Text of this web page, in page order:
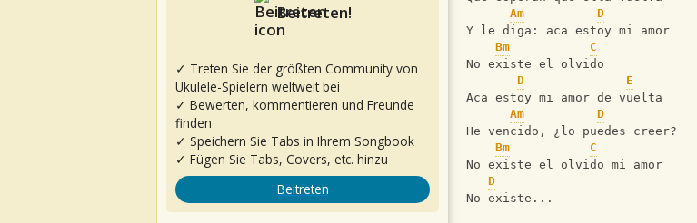
Am
D
Y le diga: aca estoy mi amor
Bm
C
No existe el olvido
D
E
Aca estoy mi amor de vuelta
Am
D
He vencido, ¿lo puedes creer?
Bm
C
No existe el olvido mi amor
D
No existe...
Beitreten!
✓ Treten Sie der größten Community von
Ukulele-Spielern weltweit bei
✓ Bewerten, kommentieren und Freunde
finden
✓ Speichern Sie Tabs in Ihrem Songbook
✓ Fügen Sie Tabs, Covers, etc. hinzu
Beitreten